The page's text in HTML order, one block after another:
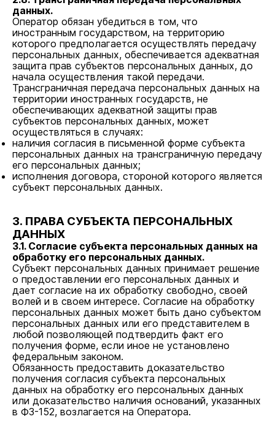
данных.
Оператор обязан убедиться в том, что
иностранным государством, на территорию
которого предполагается осуществлять передачу
персональных данных, обеспечивается адекватная
защита прав субъектов персональных данных, до
начала осуществления такой передачи.
Трансграничная передача персональных данных на
территории иностранных государств, не
обеспечивающих адекватной защиты прав
субъектов персональных данных, может
осуществляться в случаях:
наличия согласия в письменной форме субъекта
персональных данных на трансграничную передачу
его персональных данных;
исполнения договора, стороной которого является
субъект персональных данных.
3. ПРАВА СУБЪЕКТА ПЕРСОНАЛЬНЫХ
ДАННЫХ
3.1. Согласие субъекта персональных данных на
обработку его персональных данных.
Субъект персональных данных принимает решение
о предоставлении его персональных данных и
дает согласие на их обработку свободно, своей
волей и в своем интересе. Согласие на обработку
персональных данных может быть дано субъектом
персональных данных или его представителем в
любой позволяющей подтвердить факт его
получения форме, если иное не установлено
федеральным законом.
Обязанность предоставить доказательство
получения согласия субъекта персональных
данных на обработку его персональных данных
или доказательство наличия оснований, указанных
в ФЗ-152, возлагается на Оператора.